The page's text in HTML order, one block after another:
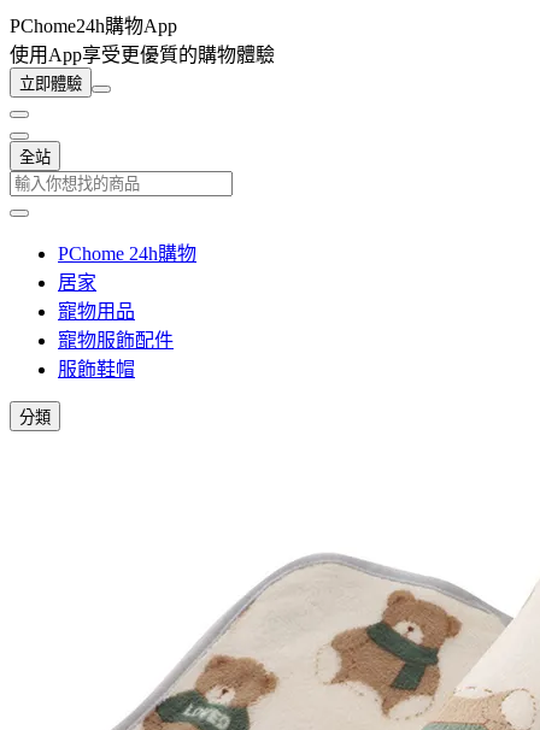
PChome24h購物App
使用App享受更優質的購物體驗
立即體驗
全站
PChome 24h購物
居家
寵物用品
寵物服飾配件
服飾鞋帽
分類